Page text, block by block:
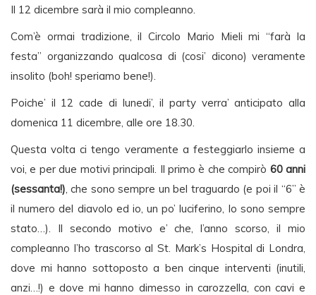
Il 12 dicembre sarà il mio compleanno.
Com’è ormai tradizione, il Circolo Mario Mieli mi “farà la
festa” organizzando qualcosa di (cosi’ dicono) veramente
insolito (boh! speriamo bene!).
Poiche’ il 12 cade di lunedi’, il party verra’ anticipato alla
domenica 11 dicembre, alle ore 18.30.
Questa volta ci tengo veramente a festeggiarlo insieme a
voi, e per due motivi principali. Il primo è che compirò 60 anni
(sessanta!), che sono sempre un bel traguardo (e poi il “6” è
il numero del diavolo ed io, un po’ luciferino, lo sono sempre
stato…). Il secondo motivo e’ che, l’anno scorso, il mio
compleanno l’ho trascorso al St. Mark’s Hospital di Londra,
dove mi hanno sottoposto a ben cinque interventi (inutili,
anzi…!) e dove mi hanno dimesso in carozzella, con cavi e